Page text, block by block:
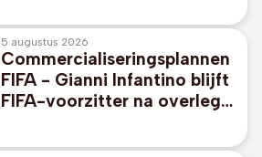
Zverev
5 augustus 2026
Commercialiseringsplannen
FIFA - Gianni Infantino blijft
FIFA-voorzitter na overleg